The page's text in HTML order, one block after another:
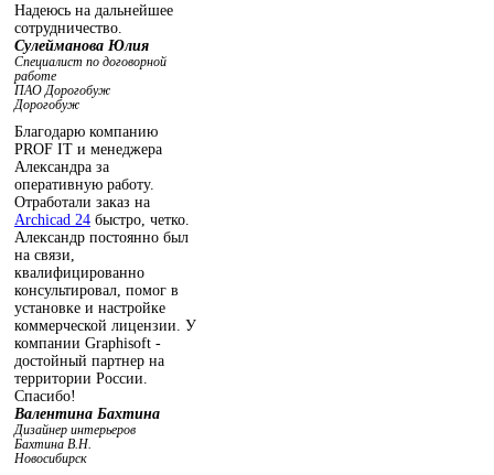
Надеюсь на дальнейшее
сотрудничество.
Сулейманова Юлия
Специалист по договорной
работе
ПАО Дорогобуж
Дорогобуж
Благодарю компанию
PROF IT и менеджера
Александра за
оперативную работу.
Отработали заказ на
Archicad 24 быстро, четко.
Александр постоянно был
на связи,
квалифицированно
консультировал, помог в
установке и настройке
коммерческой лицензии. У
компании Graphisoft -
достойный партнер на
территории России.
Спасибо!
Валентина Бахтина
Дизайнер интерьеров
Бахтина В.Н.
Новосибирск